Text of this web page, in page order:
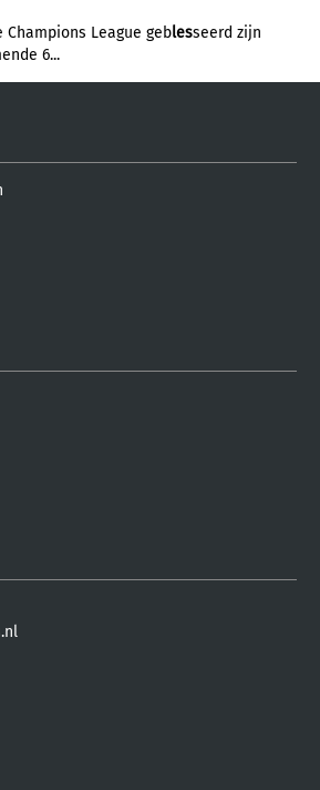
Champions League geblesseerd zijn
6...